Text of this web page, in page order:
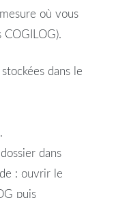
où vous
dans le
dans
: ouvrir le
puis